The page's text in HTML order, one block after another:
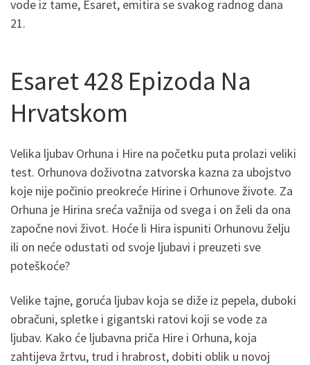
vode iz tame, Esaret, emitira se svakog radnog dana
21.
Esaret 428 Epizoda Na
Hrvatskom
Velika ljubav Orhuna i Hire na početku puta prolazi veliki
test. Orhunova doživotna zatvorska kazna za ubojstvo
koje nije počinio preokreće Hirine i Orhunove živote. Za
Orhuna je Hirina sreća važnija od svega i on želi da ona
započne novi život. Hoće li Hira ispuniti Orhunovu želju
ili on neće odustati od svoje ljubavi i preuzeti sve
poteškoće?
Velike tajne, goruća ljubav koja se diže iz pepela, duboki
obračuni, spletke i gigantski ratovi koji se vode za
ljubav. Kako će ljubavna priča Hire i Orhuna, koja
zahtijeva žrtvu, trud i hrabrost, dobiti oblik u novoj